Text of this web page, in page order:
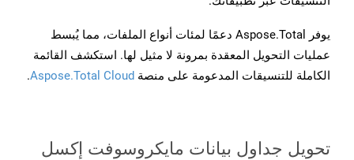
يوفر Aspose.Total دعمًا لمئات أنواع الملفات، مما يُبسط
عمليات التحويل المعقدة بمرونة لا مثيل لها. استكشف القائمة
الكاملة للتنسيقات المدعومة على منصة Aspose.Total Cloud
.
تحويل جداول بيانات مايكروسوفت إكسل